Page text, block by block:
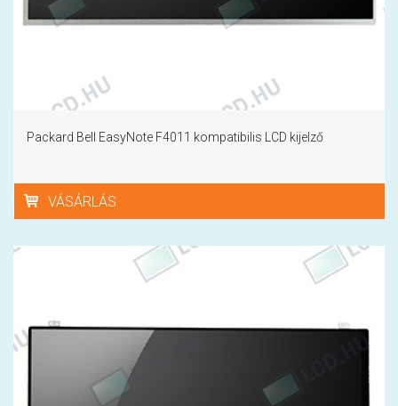
Packard Bell EasyNote F4011 kompatibilis LCD kijelző
VÁSÁRLÁS